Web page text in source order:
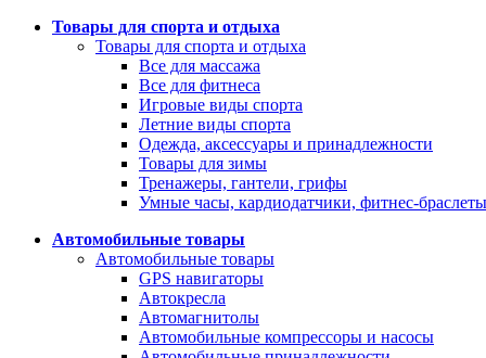
Товары для спорта и отдыха
Товары для спорта и отдыха
Все для массажа
Все для фитнеса
Игровые виды спорта
Летние виды спорта
Одежда, аксессуары и принадлежности
Товары для зимы
Тренажеры, гантели, грифы
Умные часы, кардиодатчики, фитнес-браслеты
Автомобильные товары
Автомобильные товары
GPS навигаторы
Автокресла
Автомагнитолы
Автомобильные компрессоры и насосы